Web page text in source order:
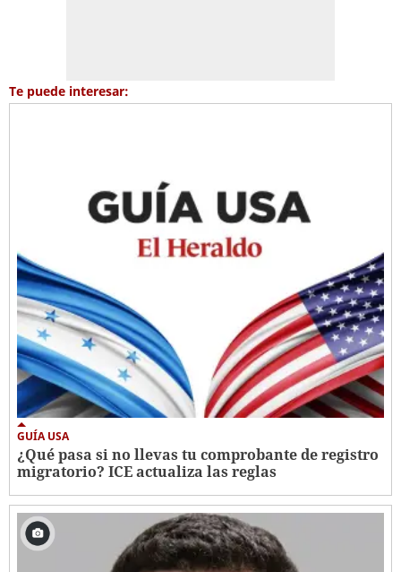
Te puede interesar:
GUÍA USA
¿Qué pasa si no llevas tu comprobante de registro
migratorio? ICE actualiza las reglas